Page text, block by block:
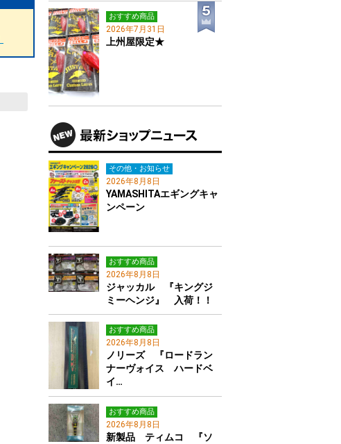
おすすめ商品
2026年7月31日
上州屋限定★
その他・お知らせ
2026年8月8日
YAMASHITAエギングキャ
ンペーン
おすすめ商品
2026年8月8日
ジャッカル 『キングジ
ミーヘンジ』 入荷！！
おすすめ商品
2026年8月8日
ノリーズ 『ロードラン
ナーヴォイス ハードベ
イ…
おすすめ商品
2026年8月8日
新製品 ティムコ 『ソ